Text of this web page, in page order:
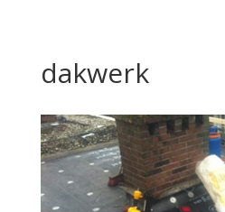
dakwerk